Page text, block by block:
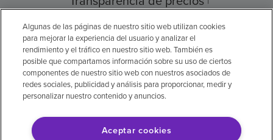
Ayuda para pagar su factura
© 2026 Encompass Health Corporation
Preferencias de cookies
Algunas de las páginas de nuestro sitio web utilizan cookies
para mejorar la experiencia del usuario y analizar el
rendimiento y el tráfico en nuestro sitio web. También es
posible que compartamos información sobre su uso de ciertos
componentes de nuestro sitio web con nuestros asociados de
redes sociales, publicidad y análisis para proporcionar, medir y
personalizar nuestro contenido y anuncios.
Aceptar cookies